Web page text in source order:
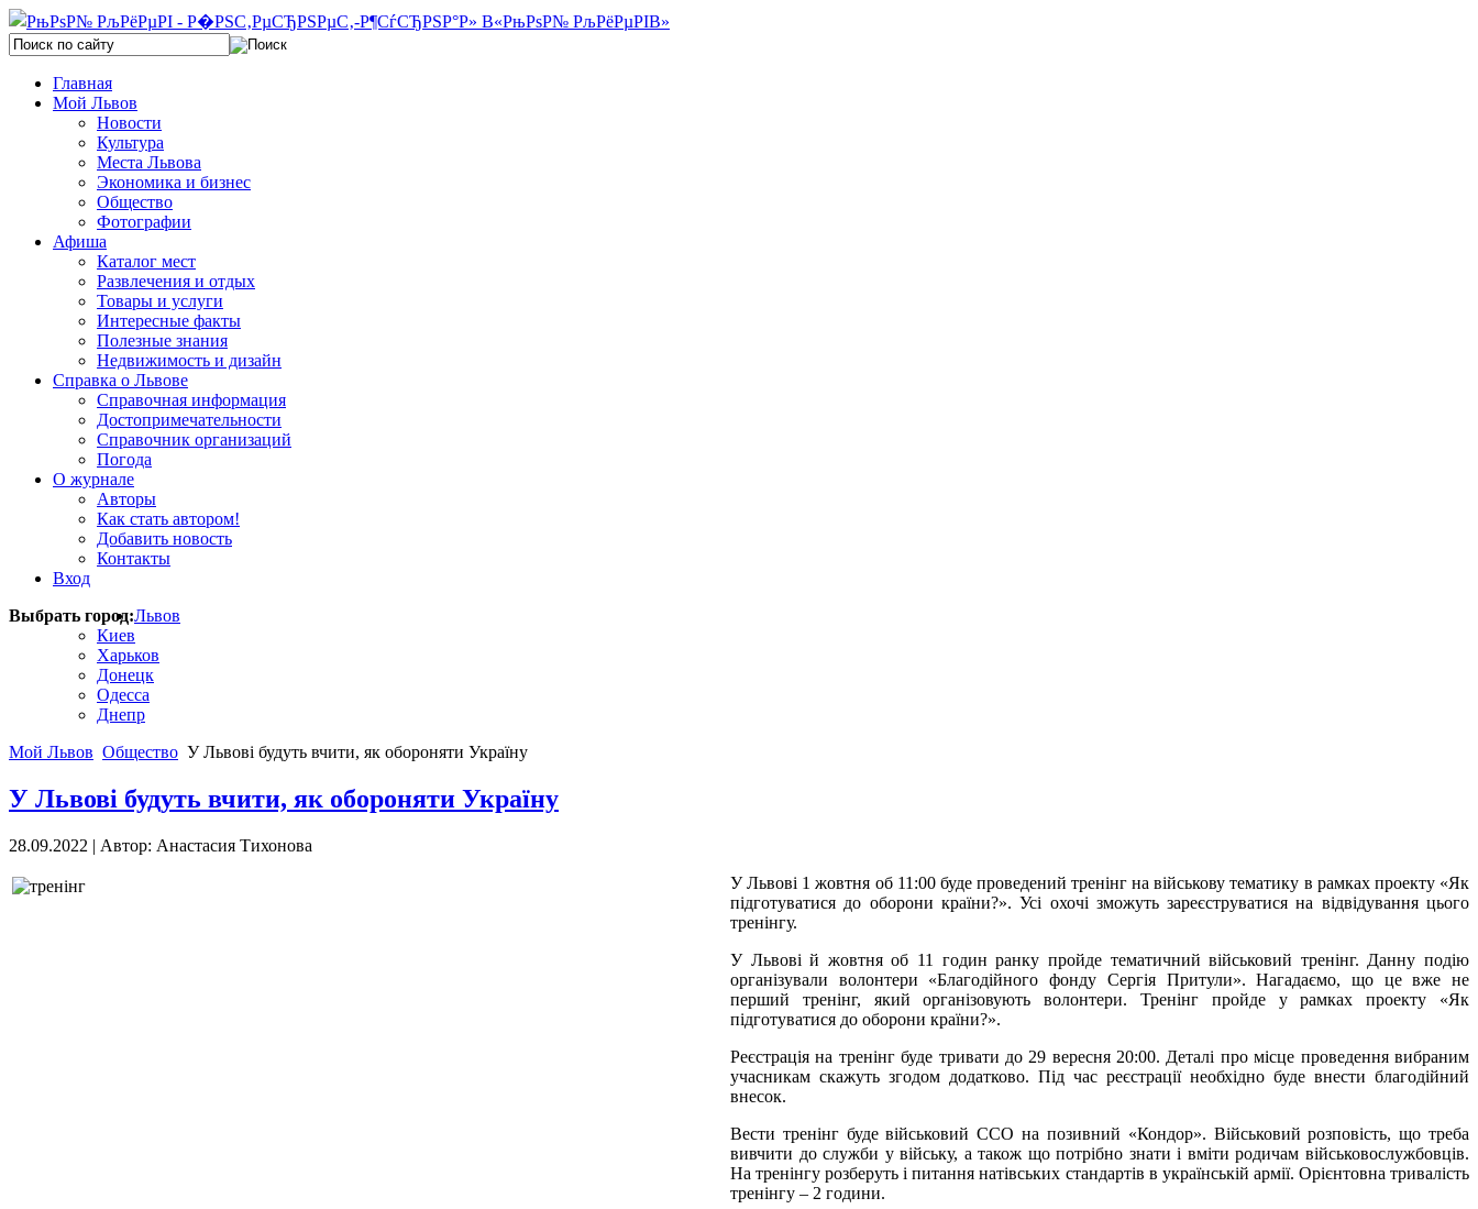
Главная
Мой Львов
Новости
Культура
Места Львова
Экономика и бизнес
Общество
Фотографии
Афиша
Каталог мест
Развлечения и отдых
Товары и услуги
Интересные факты
Полезные знания
Недвижимость и дизайн
Справка о Львове
Справочная информация
Достопримечательности
Справочник организаций
Погода
О журнале
Авторы
Как стать автором!
Добавить новость
Контакты
Вход
Выбрать город:Львов
Киев
Харьков
Донецк
Одесса
Днепр
Мой Львов Общество У Львові будуть вчити, як обороняти Україну
У Львові будуть вчити, як обороняти Україну
28.09.2022 | Автор: Анастасия Тихонова
У Львові 1 жовтня об 11:00 буде проведений тренінг на військову тематику в рамках проекту «Як
підготуватися до оборони країни?». Усі охочі зможуть зареєструватися на відвідування цього
тренінгу.
У Львові й жовтня об 11 годин ранку пройде тематичний військовий тренінг. Данну подію
організували волонтери «Благодійного фонду Сергія Притули». Нагадаємо, що це вже не
перший тренінг, який організовують волонтери. Тренінг пройде у рамках проекту «Як
підготуватися до оборони країни?».
Реєстрація на тренінг буде тривати до 29 вересня 20:00. Деталі про місце проведення вибраним
учасникам скажуть згодом додатково. Під час реєстрації необхідно буде внести благодійний
внесок.
Вести тренінг буде військовий ССО на позивний «Кондор». Військовий розповість, що треба
вивчити до служби у війську, а також що потрібно знати і вміти родичам військовослужбовців.
На тренінгу розберуть і питання натівських стандартів в українській армії. Орієнтовна тривалість
тренінгу – 2 години.